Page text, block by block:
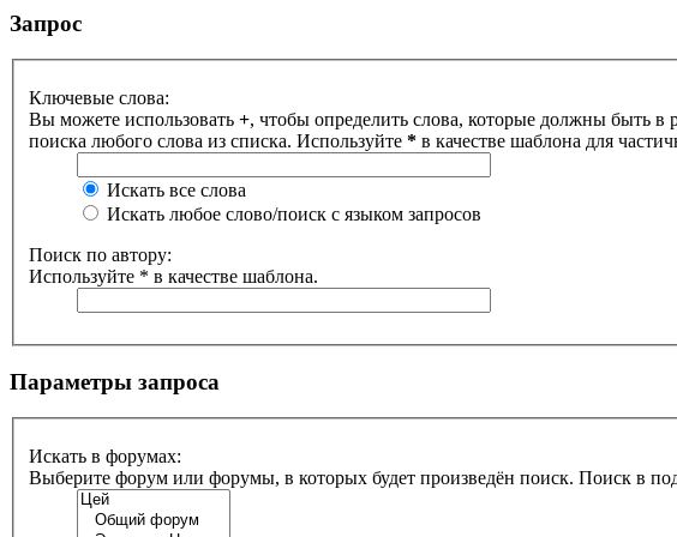
Запрос
Ключевые слова:
Вы можете использовать +, чтобы определить слова, которые должны быть в
поиска любого слова из списка. Используйте * в качестве шаблона для
Искать все слова
Искать любое слово/поиск с языком запросов
Поиск по автору:
Используйте * в качестве шаблона.
Параметры запроса
Искать в форумах:
Выберите форум или форумы, в которых будет произведён поиск. Поиск в